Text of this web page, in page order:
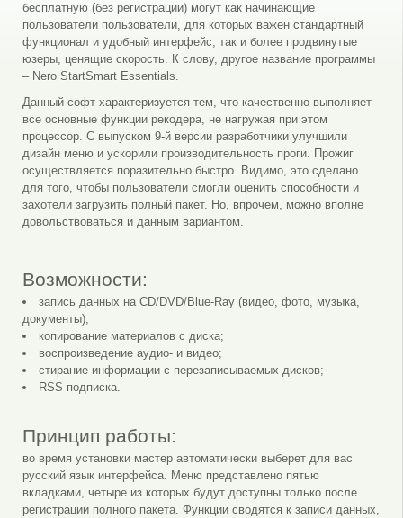
бесплатную (без регистрации) могут как начинающие
пользователи пользователи, для которых важен стандартный
функционал и удобный интерфейс, так и более продвинутые
юзеры, ценящие скорость. К слову, другое название программы
– Nero StartSmart Essentials.
Данный софт характеризуется тем, что качественно выполняет
все основные функции рекодера, не нагружая при этом
процессор. С выпуском 9-й версии разработчики улучшили
дизайн меню и ускорили производительность проги. Прожиг
осуществляется поразительно быстро. Видимо, это сделано
для того, чтобы пользователи смогли оценить способности и
захотели загрузить полный пакет. Но, впрочем, можно вполне
довольствоваться и данным вариантом.
Возможности:
запись данных на CD/DVD/Blue-Ray (видео, фото, музыка,
документы);
копирование материалов с диска;
воспроизведение аудио- и видео;
стирание информации с перезаписываемых дисков;
RSS-подписка.
Принцип работы:
во время установки мастер автоматически выберет для вас
русский язык интерфейса. Меню представлено пятью
вкладками, четыре из которых будут доступны только после
регистрации полного пакета. Функции сводятся к записи данных,